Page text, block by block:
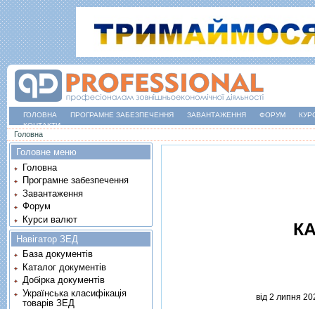
ГОЛОВНА ПРОГРАМНЕ ЗАБЕЗПЕЧЕННЯ ЗАВАНТАЖЕННЯ ФОРУМ
КОНТАКТИ
Ви є тут
Головна
вiд 2 липня
Головне меню
Головна
Програмне забезпечення
Завантаження
Форум
Курси валют
Навігатор ЗЕД
База документів
Каталог документів
Добірка документів
Українська класифікація
товарів ЗЕД